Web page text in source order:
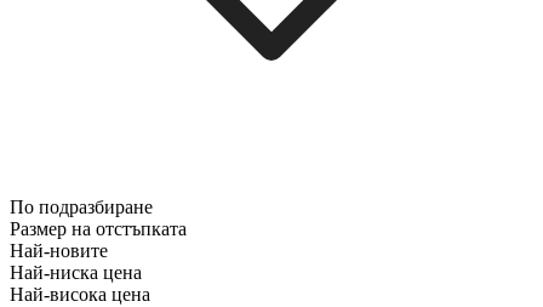
По подразбиране
Размер на отстъпката
Най-новите
Най-ниска цена
Най-висока цена